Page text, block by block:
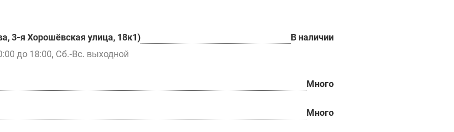
3-я Хорошёвская улица, 18к1)
В наличии
до 18:00, Сб.-Вс. выходной
Много
Много